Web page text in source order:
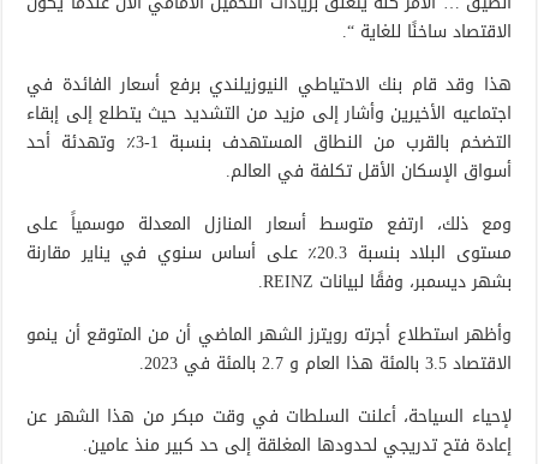
الاقتصاد ساخنًا للغاية “.
هذا وقد قام بنك الاحتياطي النيوزيلندي برفع أسعار الفائدة في
اجتماعيه الأخيرين وأشار إلى مزيد من التشديد حيث يتطلع إلى إبقاء
التضخم بالقرب من النطاق المستهدف بنسبة 1-3٪ وتهدئة أحد
أسواق الإسكان الأقل تكلفة في العالم.
ومع ذلك، ارتفع متوسط ​​أسعار المنازل المعدلة موسمياً على
مستوى البلاد بنسبة 20.3٪ على أساس سنوي في يناير مقارنة
بشهر ديسمبر، وفقًا لبيانات REINZ.
وأظهر استطلاع أجرته رويترز الشهر الماضي أن من المتوقع أن ينمو
الاقتصاد 3.5 بالمئة هذا العام و 2.7 بالمئة في 2023.
لإحياء السياحة، أعلنت السلطات في وقت مبكر من هذا الشهر عن
إعادة فتح تدريجي لحدودها المغلقة إلى حد كبير منذ عامين.